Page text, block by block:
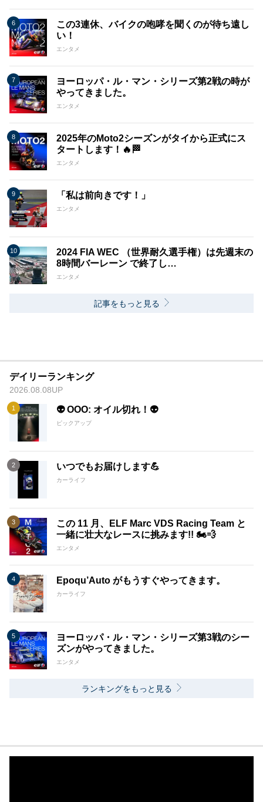
この3連休、バイクの咆哮を聞くのが待ち遠し
い！
エンタメ
ヨーロッパ・ル・マン・シリーズ第2戦の時が
やってきました。
エンタメ
2025年のMoto2シーズンがタイから正式にス
タートします！🔥🏁
エンタメ
「私は前向きです！」
エンタメ
2024 FIA WEC （世界耐久選手権）は先週末の
8時間バーレーン で終了し…
エンタメ
記事をもっと見る
デイリーランキング
2026.08.08UP
👽 OOO: オイル切れ！👽
ピックアップ
いつでもお届けします💪
カーライフ
この 11 月、ELF Marc VDS Racing Team と
一緒に壮大なレースに挑みます!! 🏍️💨
エンタメ
Epoqu’Auto がもうすぐやってきます。
カーライフ
ヨーロッパ・ル・マン・シリーズ第3戦のシー
ズンがやってきました。
エンタメ
ランキングをもっと見る